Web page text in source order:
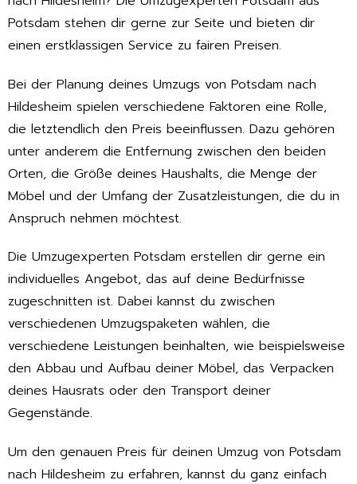
Potsdam stehen dir gerne zur Seite und bieten dir
einen erstklassigen Service zu fairen Preisen.
Bei der Planung deines Umzugs von Potsdam nach
Hildesheim spielen verschiedene Faktoren eine Rolle,
die letztendlich den Preis beeinflussen. Dazu gehören
unter anderem die Entfernung zwischen den beiden
Orten, die Größe deines Haushalts, die Menge der
Möbel und der Umfang der Zusatzleistungen, die du in
Anspruch nehmen möchtest.
Die Umzugexperten Potsdam erstellen dir gerne ein
individuelles Angebot, das auf deine Bedürfnisse
zugeschnitten ist. Dabei kannst du zwischen
verschiedenen Umzugspaketen wählen, die
verschiedene Leistungen beinhalten, wie beispielsweise
den Abbau und Aufbau deiner Möbel, das Verpacken
deines Hausrats oder den Transport deiner
Gegenstände.
Um den genauen Preis für deinen Umzug von Potsdam
nach Hildesheim zu erfahren, kannst du ganz einfach